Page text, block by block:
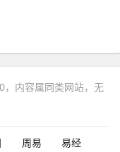
，内容属同类网站，无
周易
易经